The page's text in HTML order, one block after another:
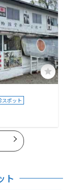
スポット
ト